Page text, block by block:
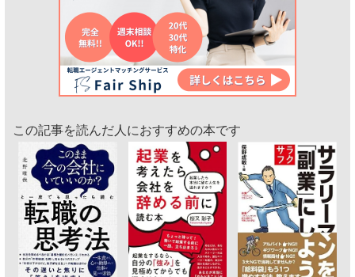
この記事を読んだ人におすすめの本です